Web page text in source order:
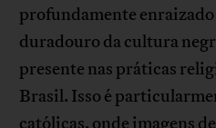
profundamente
duradouro da cultura
presente nas práticas
Brasil. Isso é